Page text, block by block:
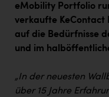
Oldtimer
Österreichischer
Passage Linz
eMobility Portfolio
verkaufte KeContact
auf die Bedürfnisse
und im
„In der neuesten
über 15 Jahre